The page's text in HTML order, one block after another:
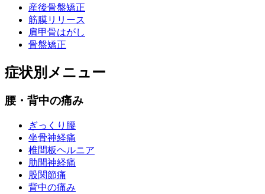
産後骨盤矯正
筋膜リリース
肩甲骨はがし
骨盤矯正
症状別メニュー
腰・背中の痛み
ぎっくり腰
坐骨神経痛
椎間板ヘルニア
肋間神経痛
股関節痛
背中の痛み